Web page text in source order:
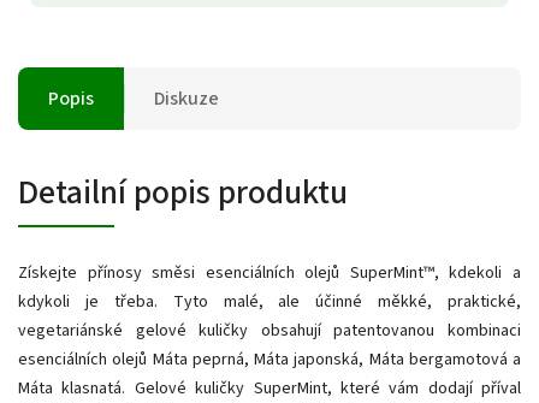
Popis Diskuze
Detailní popis produktu
Získejte přínosy směsi esenciálních olejů SuperMint™, kdekoli a
kdykoli je třeba. Tyto malé, ale účinné měkké, praktické,
vegetariánské gelové kuličky obsahují patentovanou kombinaci
esenciálních olejů Máta peprná, Máta japonská, Máta bergamotová a
Máta klasnatá. Gelové kuličky SuperMint, které vám dodají příval